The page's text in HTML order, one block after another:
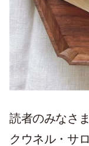
読者のみなさ
クウネル・サ